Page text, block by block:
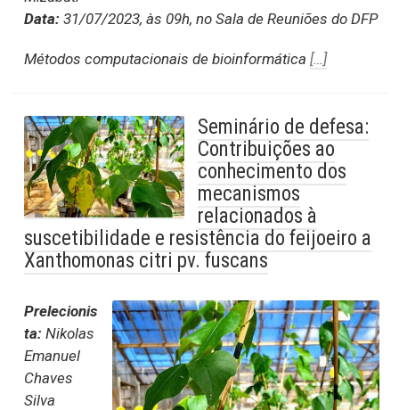
Data: 31/07/2023, às 09h, no Sala de Reuniões do DFP
Métodos computacionais de bioinformática […]
Seminário de defesa:
Contribuições ao
conhecimento dos
mecanismos
relacionados à
suscetibilidade e resistência do feijoeiro a
Xanthomonas citri pv. fuscans
Prelecionis
ta: Nikolas
Emanuel
Chaves
Silva